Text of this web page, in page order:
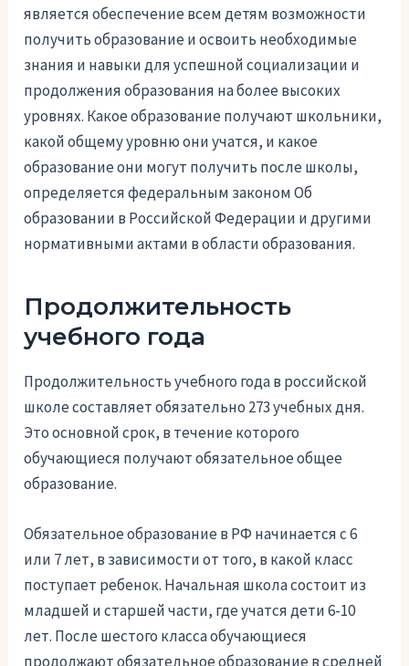
является обеспечение всем детям возможности
получить образование и освоить необходимые
знания и навыки для успешной социализации и
продолжения образования на более высоких
уровнях. Какое образование получают школьники,
какой общему уровню они учатся, и какое
образование они могут получить после школы,
определяется федеральным законом Об
образовании в Российской Федерации и другими
нормативными актами в области образования.
Продолжительность
учебного года
Продолжительность учебного года в российской
школе составляет обязательно 273 учебных дня.
Это основной срок, в течение которого
обучающиеся получают обязательное общее
образование.
Обязательное образование в РФ начинается с 6
или 7 лет, в зависимости от того, в какой класс
поступает ребенок. Начальная школа состоит из
младшей и старшей части, где учатся дети 6-10
лет. После шестого класса обучающиеся
продолжают обязательное образование в средней